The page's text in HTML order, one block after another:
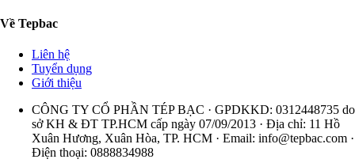
Về Tepbac
Liên hệ
Tuyển dụng
Giới thiệu
CÔNG TY CỔ PHẦN TÉP BẠC · GPDKKD: 0312448735 do
sở KH & ĐT TP.HCM cấp ngày 07/09/2013 · Địa chỉ: 11 Hồ
Xuân Hương, Xuân Hòa, TP. HCM · Email: info@tepbac.com ·
Điện thoại: 0888834988